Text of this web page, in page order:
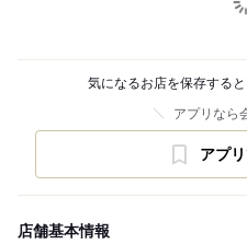
気になるお店を保存する
アプリなら
アプ
店舗基本情報